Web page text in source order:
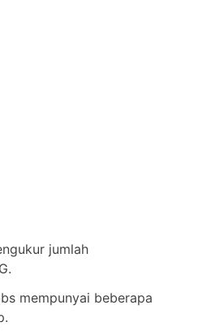
jumlah
mempunyai beberapa